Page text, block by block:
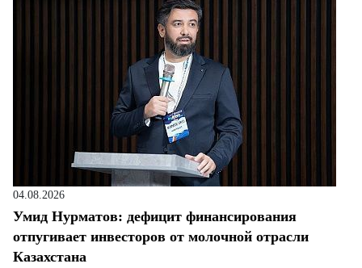
04.08.2026
Умид Нурматов: дефицит финансирования
отпугивает инвесторов от молочной отрасли
Казахстана